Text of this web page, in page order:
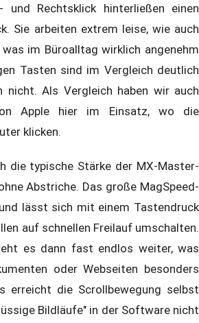
und Rechtsklick hinterließen einen
Sie arbeiten extrem leise, wie auch
im Büroalltag wirklich angenehm
Tasten sind im Vergleich deutlich
nicht. Als Vergleich haben wir auch
Apple hier im Einsatz, wo die
klicken.
die typische Stärke der MX-Master-
Abstriche. Das große MagSpeed-
lässt sich mit einem Tastendruck
auf schnellen Freilauf umschalten.
es dann fast endlos weiter, was
oder Webseiten besonders
erreicht die Scrollbewegung selbst
Bildläufe" in der Software nicht